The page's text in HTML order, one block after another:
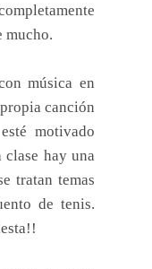
mucho.
música en
canción
motivado
clase hay una
tratan temas
de tenis.